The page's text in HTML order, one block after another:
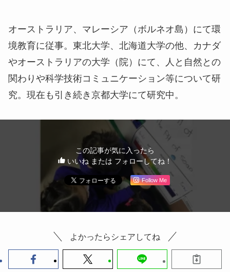
オーストラリア、マレーシア（ボルネオ島）にて環
境教育に従事。東北大学、北海道大学の他、カナダ
やオーストラリアの大学（院）にて、人と自然との
関わりや科学技術コミュニケーション等について研
究。現在も引き続き京都大学にて研究中。
この記事が気に入ったら
いいね または フォローしてね！
Follow Me
よかったらシェアしてね